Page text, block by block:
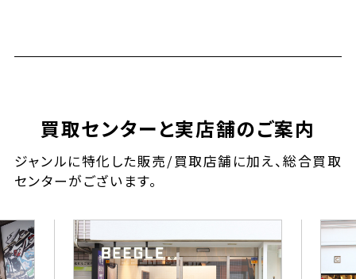
買取センターと実店舗のご案内
ジャンルに特化した販売/買取店舗に加え、総合買取
センターがございます。